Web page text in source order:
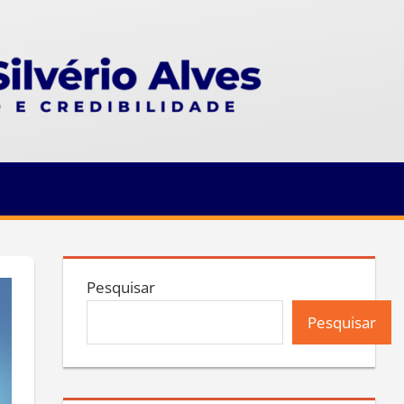
Pesquisar
Pesquisar